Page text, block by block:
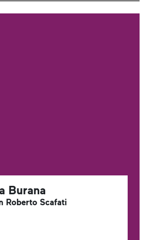
Burana
Roberto Scafati